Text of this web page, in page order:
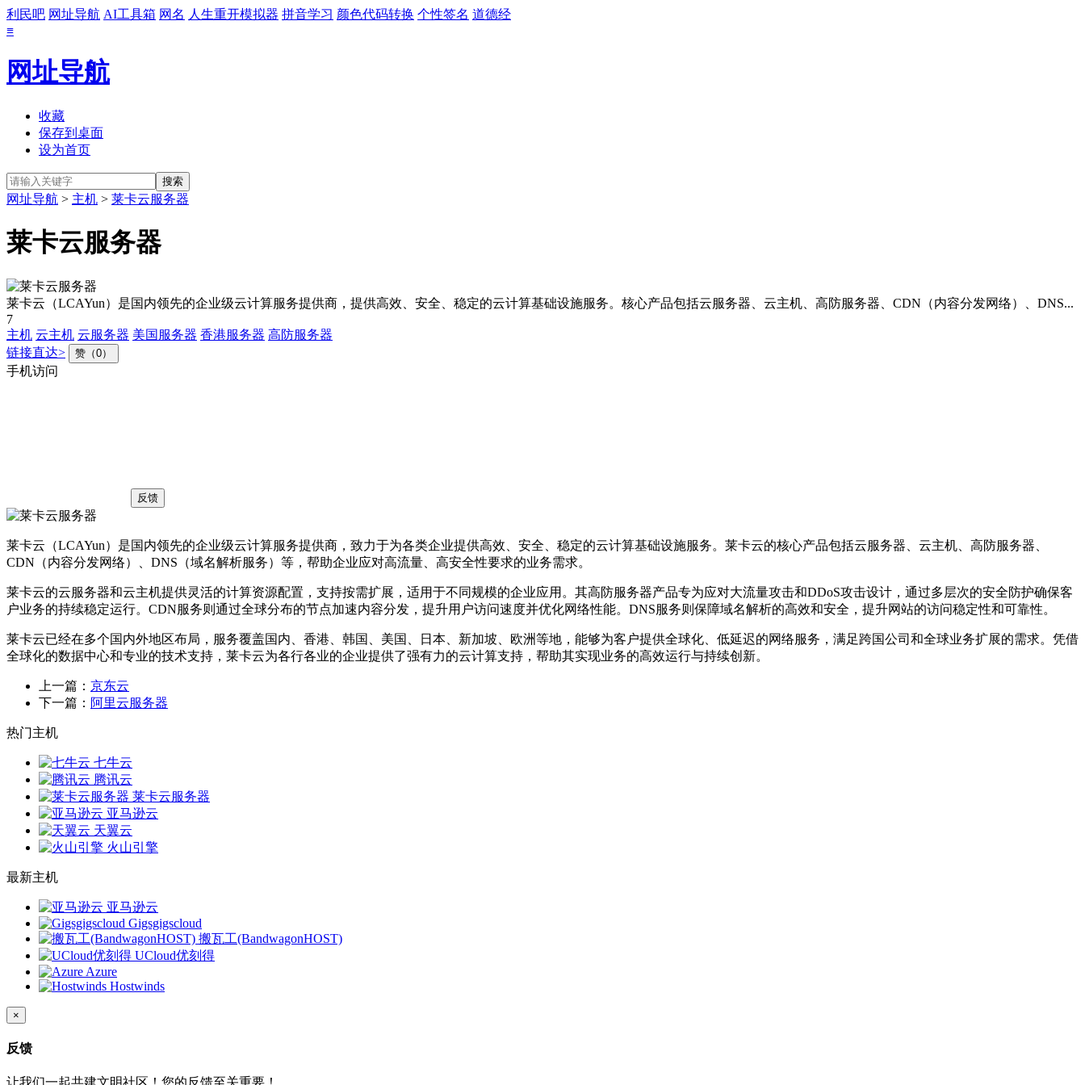
利民吧 网址导航 AI工具箱 网名 人生重开模拟器 拼音学习 颜色代码转换 个性签名 道德经
≡
网址导航
收藏
保存到桌面
设为首页
网址导航 > 主机 > 莱卡云服务器
莱卡云服务器
莱卡云（LCAYun）是国内领先的企业级云计算服务提供商，提供高效、安全、稳定的云计算基础设施服务。核心产品包括云服务器、云主机、高防服务器、CDN（内容分发网络）、DNS...
7
主机 云主机 云服务器 美国服务器 香港服务器 高防服务器
链接直达>
赞（0）
手机访问
反馈
莱卡云（LCAYun）是国内领先的企业级云计算服务提供商，致力于为各类企业提供高效、安全、稳定的云计算基础设施服务。莱卡云的核心产品包括云服务器、云主机、高防服务器、
CDN（内容分发网络）、DNS（域名解析服务）等，帮助企业应对高流量、高安全性要求的业务需求。
莱卡云的云服务器和云主机提供灵活的计算资源配置，支持按需扩展，适用于不同规模的企业应用。其高防服务器产品专为应对大流量攻击和DDoS攻击设计，通过多层次的安全防护确保客
户业务的持续稳定运行。CDN服务则通过全球分布的节点加速内容分发，提升用户访问速度并优化网络性能。DNS服务则保障域名解析的高效和安全，提升网站的访问稳定性和可靠性。
莱卡云已经在多个国内外地区布局，服务覆盖国内、香港、韩国、美国、日本、新加坡、欧洲等地，能够为客户提供全球化、低延迟的网络服务，满足跨国公司和全球业务扩展的需求。凭借
全球化的数据中心和专业的技术支持，莱卡云为各行各业的企业提供了强有力的云计算支持，帮助其实现业务的高效运行与持续创新。
上一篇： 京东云
下一篇： 阿里云服务器
热门主机
七牛云
腾讯云
莱卡云服务器
亚马逊云
天翼云
火山引擎
最新主机
亚马逊云
Gigsgigscloud
搬瓦工(BandwagonHOST)
UCloud优刻得
Azure
Hostwinds
×
反馈